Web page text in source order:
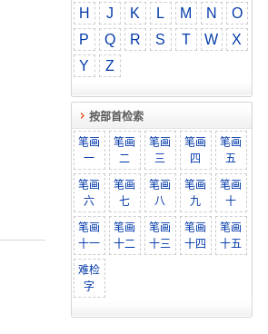
H
J K L M N
O
P
Q R S T W
X
Y
Z
按部首检索
笔画
一
笔画
二
笔画
三
笔画
四
笔画
五
笔画
六
笔画
七
笔画
八
笔画
九
笔画
十
笔画
十一
笔画
十二
笔画
十三
笔画
十四
笔画
十五
难检
字